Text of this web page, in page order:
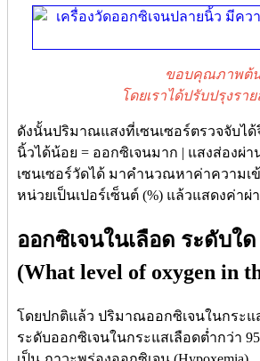
ขอบคุณภาพต้นฉ
โดยเราได้ปรับปรุงรา
ดังนั้นปริมาณแสงที่เซนเซอร์ตรวจจับไ
นิ้วได้น้อย = ออกซิเจนมาก | แสงส่อง
เซนเซอร์วัดได้ มาคำนวณหาค่าความเ
หน่วยเป็นเปอร์เซ็นต์ (%) แล้วแสดงค่าผ่
ออกซิเจนในเลือด ระดับใ
(What level of oxygen in
โดยปกติแล้ว ปริมาณออกซิเจนในกระแ
ระดับออกซิเจนในกระแสเลือดต่ำกว่า